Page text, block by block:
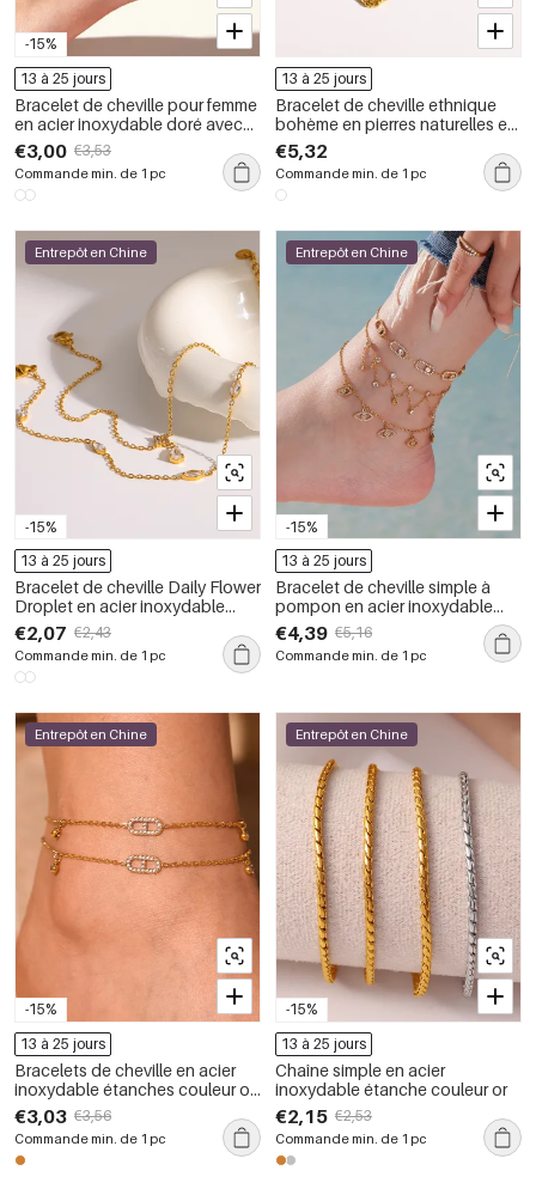
-15%
13 à 25 jours
Bracelet de cheville pour femme
en acier inoxydable doré avec
motif cœur
€3,00 €3,53
Commande min. de 1 pc
13 à 25 jours
Bracelet de cheville ethnique
bohème en pierres naturelles et
perles couleur or
€5,32
Commande min. de 1 pc
-15%
Entrepôt en Chine
13 à 25 jours
Bracelet de cheville Daily Flower
Droplet en acier inoxydable
étanche couleur or avec zircon
€2,07 €2,43
Commande min. de 1 pc
-15%
Entrepôt en Chine
13 à 25 jours
Bracelet de cheville simple à
pompon en acier inoxydable
imperméable couleur or avec
zircon
€4,39 €5,16
Commande min. de 1 pc
-15%
Entrepôt en Chine
13 à 25 jours
Bracelets de cheville en acier
inoxydable étanches couleur or
avec zircon
€3,03 €3,56
Commande min. de 1 pc
-15%
Entrepôt en Chine
13 à 25 jours
Chaîne simple en acier
inoxydable étanche couleur or
€2,15 €2,53
Commande min. de 1 pc